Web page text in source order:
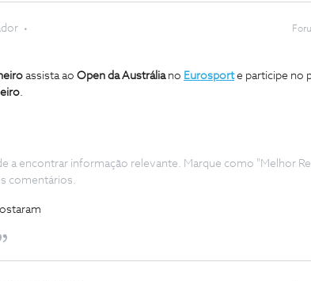
assista ao Open da Austráliano Eurosporte participe no
.
a encontrar informação relevante. Marque como "Melhor
comentários.